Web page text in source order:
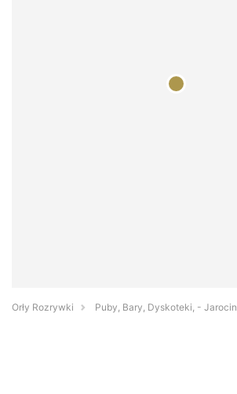
Orły Rozrywki Puby, Bary, Dyskoteki, - Jarocin